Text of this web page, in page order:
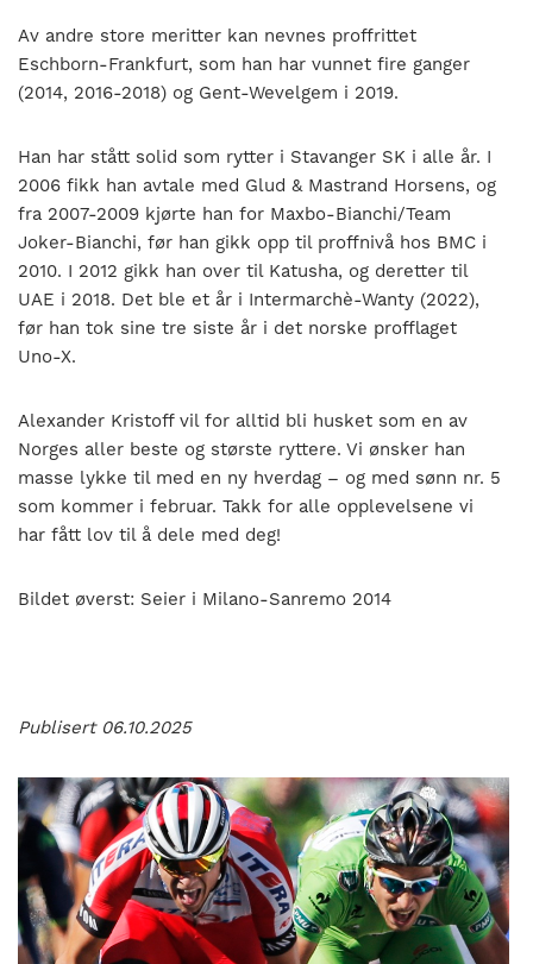
Av andre store meritter kan nevnes proffrittet
Eschborn-Frankfurt, som han har vunnet fire ganger
(2014, 2016-2018) og Gent-Wevelgem i 2019.
Han har stått solid som rytter i Stavanger SK i alle år. I
2006 fikk han avtale med Glud & Mastrand Horsens, og
fra 2007-2009 kjørte han for Maxbo-Bianchi/Team
Joker-Bianchi, før han gikk opp til proffnivå hos BMC i
2010. I 2012 gikk han over til Katusha, og deretter til
UAE i 2018. Det ble et år i Intermarchè-Wanty (2022),
før han tok sine tre siste år i det norske profflaget
Uno-X.
Alexander Kristoff vil for alltid bli husket som en av
Norges aller beste og største ryttere. Vi ønsker han
masse lykke til med en ny hverdag – og med sønn nr. 5
som kommer i februar. Takk for alle opplevelsene vi
har fått lov til å dele med deg!
Bildet øverst: Seier i Milano-Sanremo 2014
Publisert 06.10.2025